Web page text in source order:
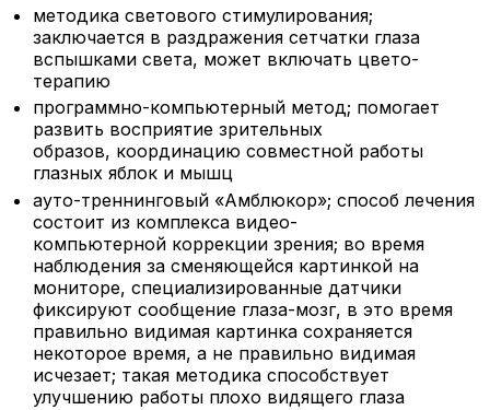
методика светового стимулирования;
заключается в раздражения сетчатки глаза
вспышками света, может включать цвето-
терапию
программно-компьютерный метод; помогает
развить восприятие зрительных
образов, координацию совместной работы
глазных яблок и мышц
ауто-треннинговый «Амблюкор»; способ лечения
состоит из комплекса видео-
компьютерной коррекции зрения; во время
наблюдения за сменяющейся картинкой на
мониторе, специализированные датчики
фиксируют сообщение глаза-мозг, в это время
правильно видимая картинка сохраняется
некоторое время, а не правильно видимая
исчезает; такая методика способствует
улучшению работы плохо видящего глаза